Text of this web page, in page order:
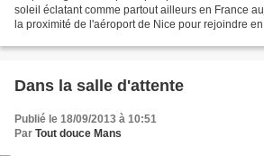
soleil éclatant comme partout ailleurs en France
la proximité de l'aéroport de Nice pour rejoindre
Dans la salle d'attente
Publié le 18/09/2013 à 10:51
Par Tout douce Mans